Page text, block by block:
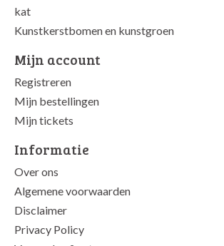
kat
Kunstkerstbomen en kunstgroen
Mijn account
Registreren
Mijn bestellingen
Mijn tickets
Informatie
Over ons
Algemene voorwaarden
Disclaimer
Privacy Policy